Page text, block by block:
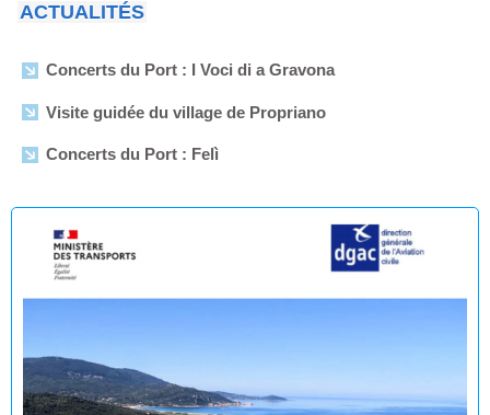
ACTUALITÉS
Enquête publique en vue de l'Établissement du plan de
servitudes aéronautiques de dégagement de l’aérodrome
de Propriano
🟢 🌊 Réouverture à la baignade : Plage du Lido -
Fermeture temporaire de la baignade Plage du Lido -
Purraja par mesure de précaution